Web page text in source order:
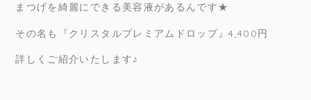
まつげを綺麗にできる美容液があるんです★
その名も『クリスタルプレミアムドロップ』4,400円
詳しくご紹介いたします♪